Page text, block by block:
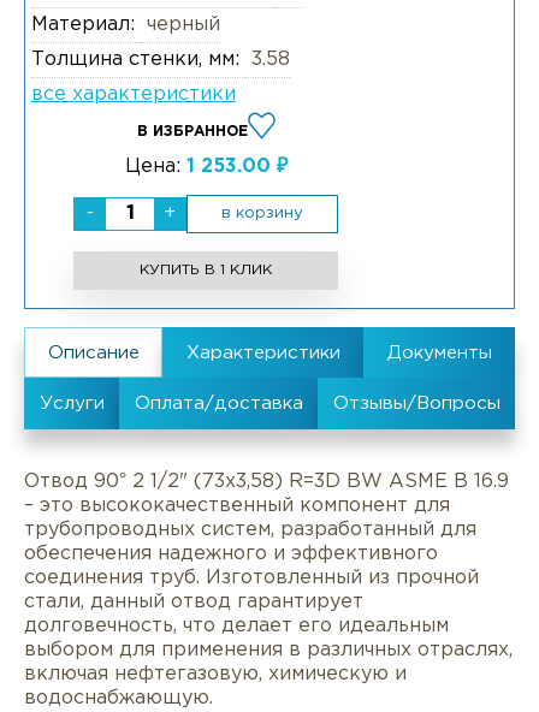
Материал:
черный
Толщина стенки, мм:
3.58
все характеристики
В ИЗБРАННОЕ
Цена: 1 253.00 ₽
- + в корзину
КУПИТЬ В 1 КЛИК
Отвод 90° 2 1/2" (73х3,58) R=3D BW ASME B 16.9
– это высококачественный компонент для
трубопроводных систем, разработанный для
обеспечения надежного и эффективного
соединения труб. Изготовленный из прочной
стали, данный отвод гарантирует
долговечность, что делает его идеальным
выбором для применения в различных отраслях,
включая нефтегазовую, химическую и
водоснабжающую.